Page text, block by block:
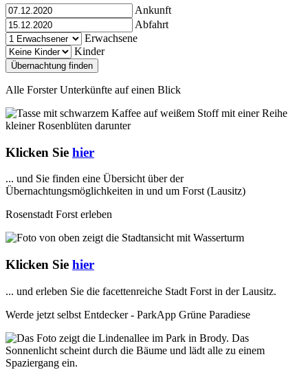
Ankunft
Abfahrt
Erwachsene
Kinder
Übernachtung finden
Alle Forster Unterkünfte auf einen Blick
Klicken Sie hier
... und Sie finden eine Übersicht über der
Übernachtungsmöglichkeiten in und um Forst (Lausitz)
Rosenstadt Forst erleben
Klicken Sie hier
... und erleben Sie die facettenreiche Stadt Forst in der Lausitz.
Werde jetzt selbst Entdecker - ParkApp Grüne Paradiese